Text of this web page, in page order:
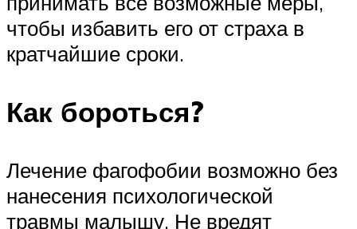
чтобы избавить его от страха в
кратчайшие сроки.
Как бороться?
Лечение фагофобии возможно без
нанесения психологической
травмы малышу. Не вредят